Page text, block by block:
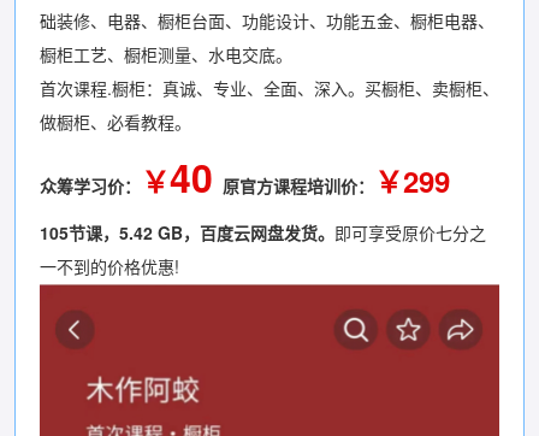
础装修、电器、橱柜台面、功能设计、功能五金、橱柜电器、
橱柜工艺、橱柜测量、水电交底。
首次课程.橱柜：真诚、专业、全面、深入。买橱柜、卖橱柜、
做橱柜、必看教程。
众筹学习价： ￥40 原官方课程培训价： ￥299
105节课，5.42 GB，百度云网盘发货。 即可享受原价七分之
一不到的价格优惠!